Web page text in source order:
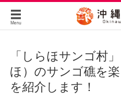
Menu
「しらほサンゴ村
ほ）のサンゴ礁を
を紹介します！